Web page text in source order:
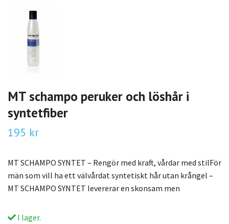
MT schampo peruker och löshår i
syntetfiber
195 kr
MT SCHAMPO SYNTET – Rengör med kraft, vårdar med stilFör
män som vill ha ett välvårdat syntetiskt hår utan krångel –
MT SCHAMPO SYNTET levererar en skonsam men
I lager.